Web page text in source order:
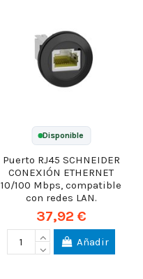
Disponible
Puerto RJ45 SCHNEIDER
CONEXIÓN ETHERNET
10/100 Mbps, compatible
con redes LAN.
37,92 €
Añadir